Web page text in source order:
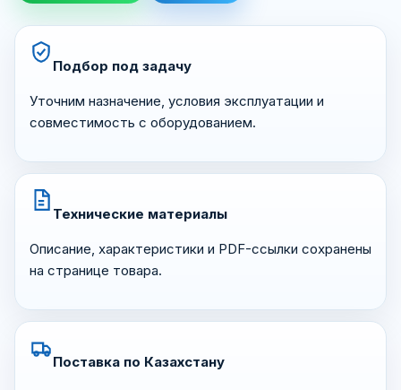
Подбор под задачу
Уточним назначение, условия эксплуатации и
совместимость с оборудованием.
Технические материалы
Описание, характеристики и PDF-ссылки сохранены
на странице товара.
Поставка по Казахстану